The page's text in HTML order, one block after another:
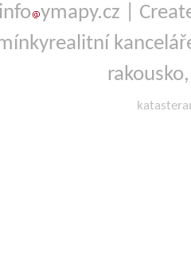
ymapy.cz |
realitní
rakousko